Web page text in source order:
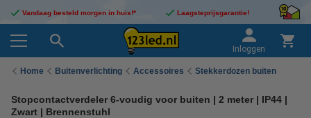
Vandaag besteld morgen in huis!* Laagsteprijsgarantie!
Inloggen
Home Buitenverlichting Accessoires Stekkerdozen buiten
Stopcontactverdeler 6-voudig voor buiten | 2 meter | IP44 |
Zwart | Brennenstuhl